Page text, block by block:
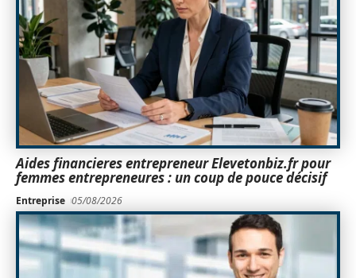
Aides financieres entrepreneur Elevetonbiz.fr pour
femmes entrepreneures : un coup de pouce décisif
Entreprise 05/08/2026